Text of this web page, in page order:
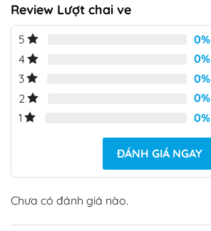
Review Lượt chai ve
5 0%
4
0%
3
0%
2
0%
1
0%
ĐÁNH GIÁ NGAY
Chưa có đánh giá nào.